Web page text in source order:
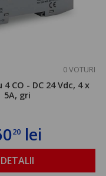
0 VOTURI
CO - DC 24 Vdc, 4 x
5A, gri
20lei
DETALII